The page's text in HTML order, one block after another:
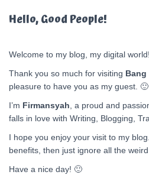
Hello, Good People!
Welcome to my blog, my digital world!
Thank you so much for visiting Bang
pleasure to have you as my guest. 🙂
I’m Firmansyah, a proud and
falls in love with Writing, Blogging,
I hope you enjoy your visit to my
benefits, then just ignore all the
Have a nice day! 🙂